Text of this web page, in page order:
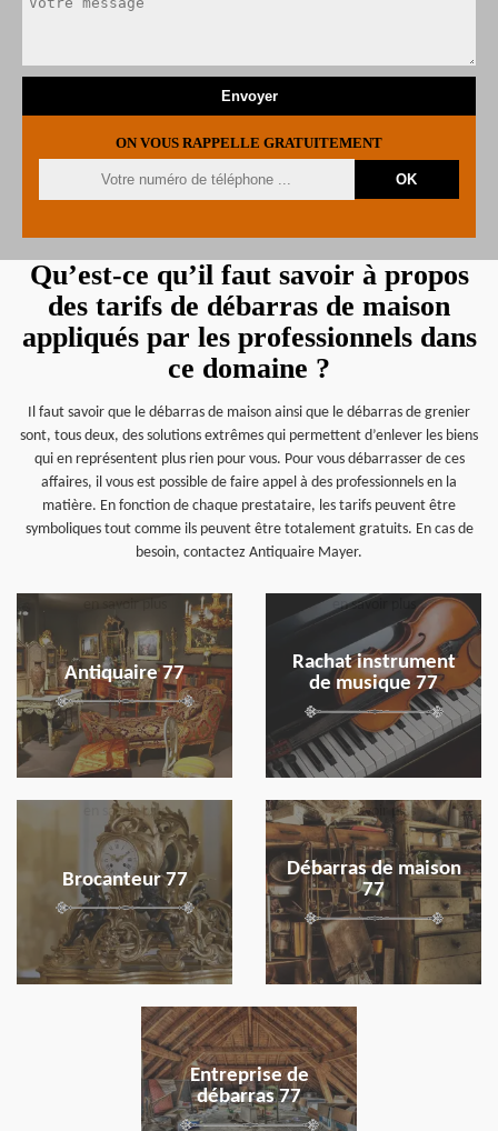
ON VOUS RAPPELLE GRATUITEMENT
Qu’est-ce qu’il faut savoir à propos
des tarifs de débarras de maison
appliqués par les professionnels dans
ce domaine ?
Il faut savoir que le débarras de maison ainsi que le débarras de grenier
sont, tous deux, des solutions extrêmes qui permettent d’enlever les biens
qui en représentent plus rien pour vous. Pour vous débarrasser de ces
affaires, il vous est possible de faire appel à des professionnels en la
matière. En fonction de chaque prestataire, les tarifs peuvent être
symboliques tout comme ils peuvent être totalement gratuits. En cas de
besoin, contactez Antiquaire Mayer.
Antiquaire 77
en savoir plus
Rachat instrument
de musique 77
en savoir plus
Brocanteur 77
en savoir plus
Débarras de maison
77
en savoir plus
Entreprise de
débarras 77
en savoir plus